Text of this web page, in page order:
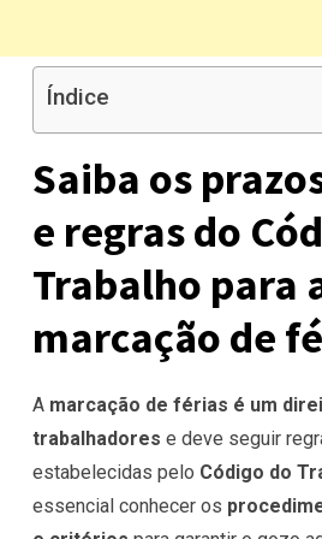
Índice
Saiba os
e regras do
Trabalho para
marcação de
A marcação de férias é um
trabalhadores e deve seguir
estabelecidas pelo Código do
essencial conhecer os